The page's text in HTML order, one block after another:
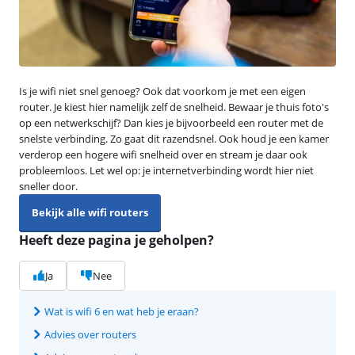
Is je wifi niet snel genoeg? Ook dat voorkom je met een eigen
router. Je kiest hier namelijk zelf de snelheid. Bewaar je thuis foto's
op een netwerkschijf? Dan kies je bijvoorbeeld een router met de
snelste verbinding. Zo gaat dit razendsnel. Ook houd je een kamer
verderop een hogere wifi snelheid over en stream je daar ook
probleemloos. Let wel op: je internetverbinding wordt hier niet
sneller door.
Bekijk alle wifi routers
Heeft deze pagina je geholpen?
Ja Nee
Wat is wifi 6 en wat heb je eraan?
Advies over routers